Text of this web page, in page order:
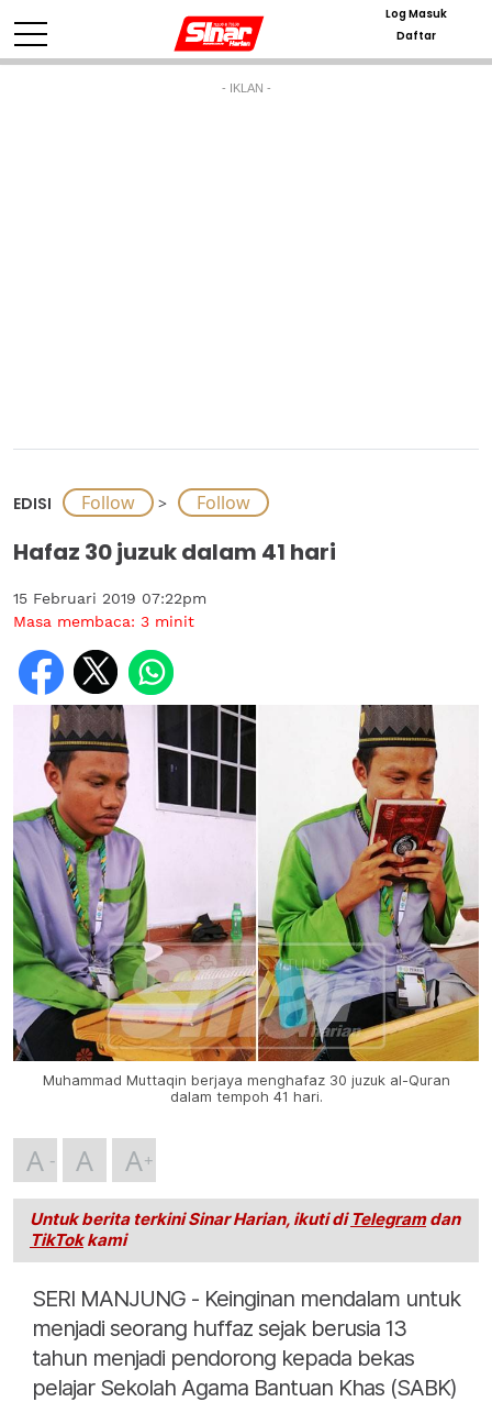
Log Masuk
Daftar
- IKLAN -
EDISI >
Hafaz 30 juzuk dalam 41 hari
15 Februari 2019 07:22pm
Masa membaca: 3 minit
Muhammad Muttaqin berjaya menghafaz 30 juzuk al-Quran
dalam tempoh 41 hari.
A A A
Untuk berita terkini Sinar Harian, ikuti di Telegramdan
TikTokkami
SERI MANJUNG - Keinginan mendalam untuk
menjadi seorang huffaz sejak berusia 13
tahun menjadi pendorong kepada bekas
pelajar Sekolah Agama Bantuan Khas (SABK)